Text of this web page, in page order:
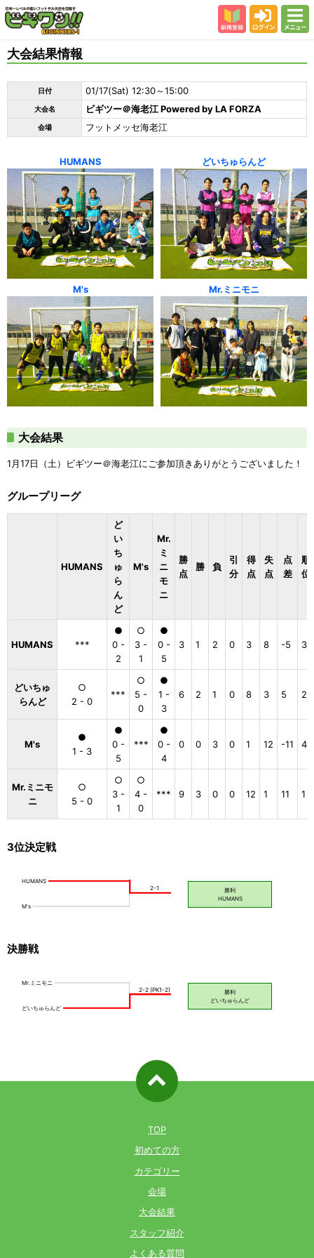
会場
大会結果
よくある質問
参加者の声
大会結果情報
日付 01/17(Sat) 12:30～15:00
大会名 ビギツー＠海老江 Powered by LA FORZA
会場 フットメッセ海老江
HUMANS どいちゅらんど
M's Mr.ミニモニ
大会結果
1月17日（土）ビギツー＠海老江にご参加頂きありがとうございました！
グループリーグ
HUMANS
ど
い
ち
ゅ
ら
ん
ど
M's
Mr.
ミ
ニ
モ
ニ
勝
点
勝 負
引
分
得
点
失
点
点
差
順
位
HUMANS ***
●
0 -
2
○
3 -
1
●
0 -
5
3 1 2 0 3 8 -5 3
どいちゅ
らんど
○
2 - 0
***
○
5 -
0
●
1 -
3
6 2 1 0 8 3 5 2
M's
●
1 - 3
●
0 -
5
***
●
0 -
4
0 0 3 0 1 12 -11 4
Mr.ミニモ
ニ
○
5 - 0
○
3 -
1
○
4 -
0
*** 9 3 0 0 12 1 11 1
3位決定戦
決勝戦
TOP
初めての方
カテゴリー
会場
大会結果
スタッフ紹介
よくある質問